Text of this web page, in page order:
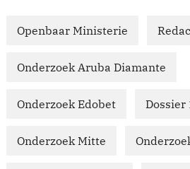
Openbaar Ministerie
Onderzoek Aruba Diamante
Onderzoek Edobet Dossier
Onderzoek Mitte